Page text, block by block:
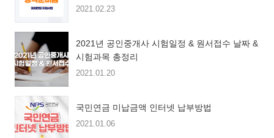
2021.02.23
2021년 공인중개사 시험일정 & 원서접수 날짜 &
시험과목 총정리
2021.01.20
국민연금 미납금액 인터넷 납부방법
2021.01.06